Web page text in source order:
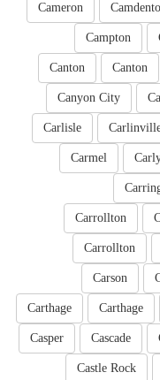
Cameron
Campton
Canton
Canton
Canyon City
Carlisle
Carmel
Carrollton
Carrollton
Carson
Carthage
Carthage
Cascade
Casper
Castle Rock